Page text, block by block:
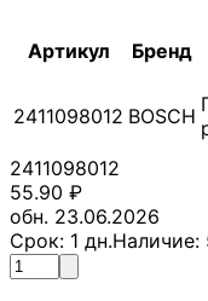
Артикул Бренд
2411098012 BOSCH
2411098012
55.90 ₽
обн. 23.06.2026
Срок: 1 дн.Наличие: